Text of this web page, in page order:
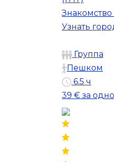
Узнать
Группа
Пешком
6.5 ч
39 € за